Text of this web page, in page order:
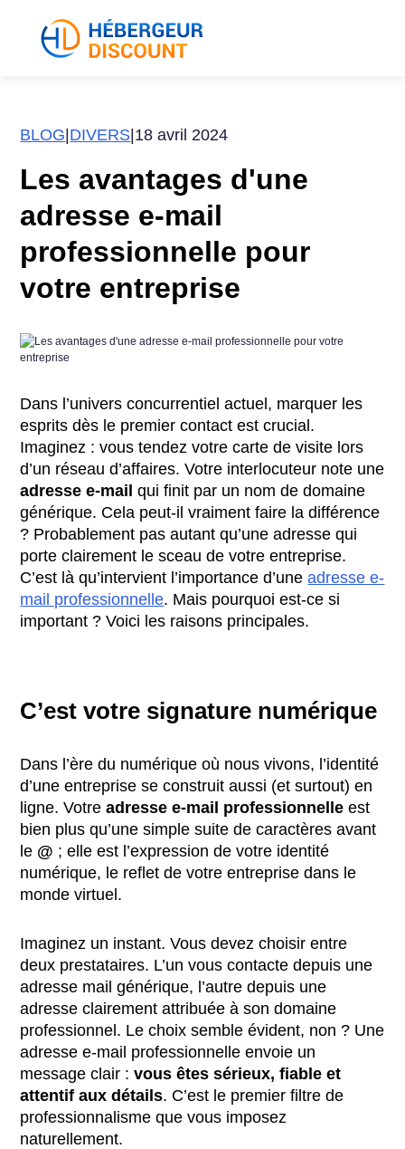
BLOG DIVERS 18 avril 2024
Les avantages d'une
adresse e-mail
professionnelle pour
votre entreprise
Dans l’univers concurrentiel actuel, marquer les
esprits dès le premier contact est crucial.
Imaginez : vous tendez votre carte de visite lors
d’un réseau d’affaires. Votre interlocuteur note une
adresse e-mailqui finit par un nom de domaine
générique. Cela peut-il vraiment faire la différence
? Probablement pas autant qu’une adresse qui
porte clairement le sceau de votre entreprise.
C’est là qu’intervient l’importance d’uneadresse e-
mail professionnelle. Mais pourquoi est-ce si
important ? Voici les raisons principales.
C’est votre signature numérique
Dans l’ère du numérique où nous vivons, l’identité
d’une entreprise se construit aussi (et surtout) en
ligne. Votreadresse e-mail professionnelle est
bien plus qu’une simple suite de caractères avant
le @ ; elle est l’expression de votre identité
numérique, le reflet de votre entreprise dans le
monde virtuel.
Imaginez un instant. Vous devez choisir entre
deux prestataires. L’un vous contacte depuis une
adresse mail générique, l’autre depuis une
adresse clairement attribuée à son domaine
professionnel. Le choix semble évident, non ? Une
adresse e-mail professionnelle envoie un
message clair :vous êtes sérieux, fiable et
attentif aux détails. C’est le premier filtre de
professionnalisme que vous imposez
naturellement.